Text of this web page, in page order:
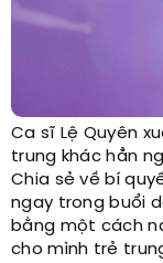
Ca sĩ Lệ Quyên
trung khác hẳn
Chia sẻ về bí
ngay trong buổi
bằng một cách
cho mình trẻ